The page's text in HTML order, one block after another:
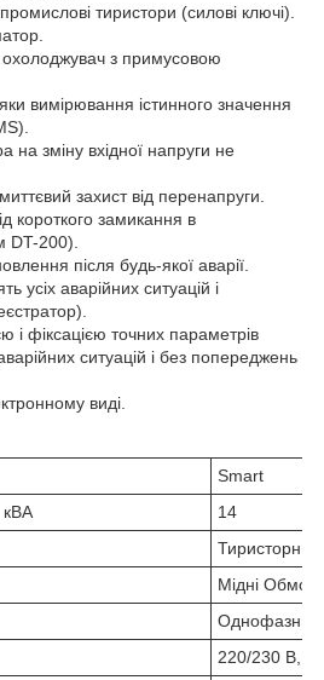
тиристори (силові ключі).
з примусовою
вимірювання істинного значення
на зміну вхідної напруги не
захист від перенапруги.
короткого замикання в
DT-200).
після будь-якої аварії.
усіх аварійних ситуацій і
і фіксацією точних параметрів
ситуацій і без попереджень
виді.
Smart
кВА
14
Тиристорний
Мідні
Однофазний
220/230 В,